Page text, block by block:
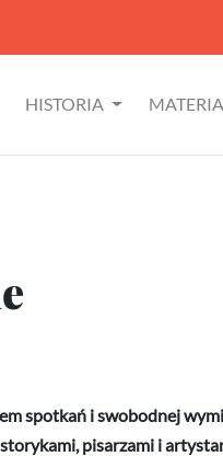
HISTORIA
spotkań i swobodnej
pisarzami i